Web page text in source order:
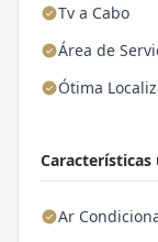
Tv a Cabo
Área de
Ótima
Ar